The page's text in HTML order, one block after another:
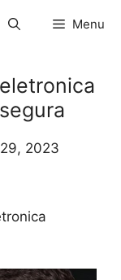
Menu
2023